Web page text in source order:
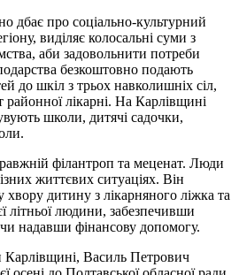
дбає про соціально-культурний
виділяє колосальні суми з
аби задовольнити потреби
безкоштовно подають
до шкіл з трьох навколишніх сіл,
лікарні. На Карлівщині
школи, дитячі садочки,
філантроп та меценат. Люди
життєвих ситуаціях. Він
дитину з лікарняного ліжка та
літньої людини, забезпечивши
надавши фінансову допомогу.
Карлівщині, Василь Петрович